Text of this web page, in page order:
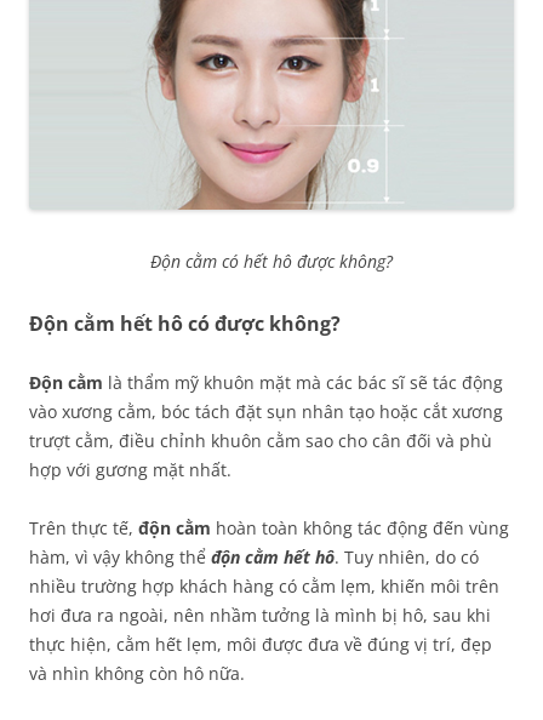
Độn cằm có hết hô được không?
Độn cằm hết hô có được không?
Độn cằm là thẩm mỹ khuôn mặt mà các bác sĩ sẽ tác động
vào xương cằm, bóc tách đặt sụn nhân tạo hoặc cắt xương
trượt cằm, điều chỉnh khuôn cằm sao cho cân đối và phù
hợp với gương mặt nhất.
Trên thực tế, độn cằm hoàn toàn không tác động đến vùng
hàm, vì vậy không thể độn cằm hết hô. Tuy nhiên, do có
nhiều trường hợp khách hàng có cằm lẹm, khiến môi trên
hơi đưa ra ngoài, nên nhầm tưởng là mình bị hô, sau khi
thực hiện, cằm hết lẹm, môi được đưa về đúng vị trí, đẹp
và nhìn không còn hô nữa.